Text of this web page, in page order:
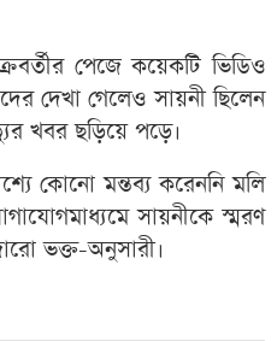
পেজে কয়েকটি ভিডিও
দেখা গেলেও সায়নী ছিলেন
খবর ছড়িয়ে পড়ে।
কোনো মন্তব্য করেননি মলি
সায়নীকে স্মরণ
ভক্ত-অনুসারী।